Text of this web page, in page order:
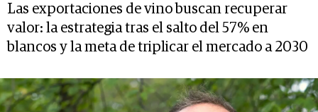
Las exportaciones de vino buscan recuperar
valor: la estrategia tras el salto del 57% en
blancos y la meta de triplicar el mercado a 2030